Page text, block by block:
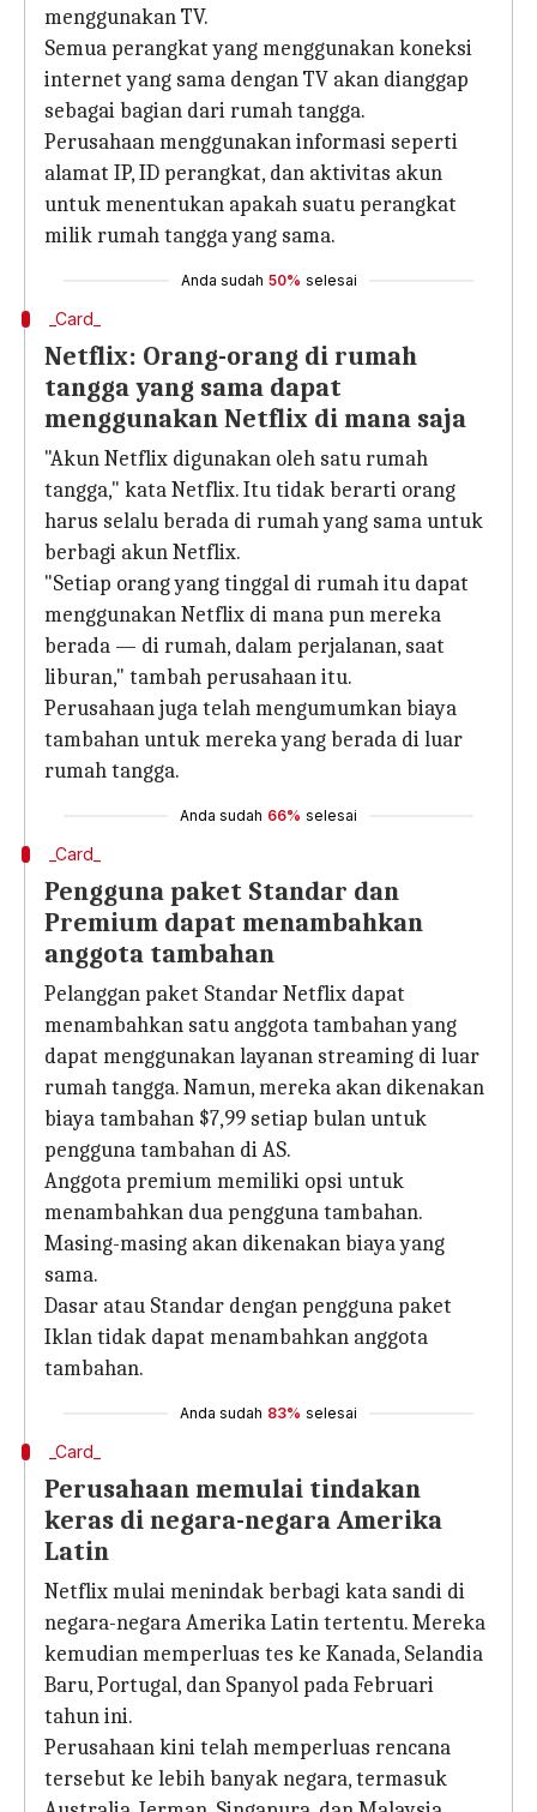
menggunakan TV.
Semua perangkat yang menggunakan koneksi
internet yang sama dengan TV akan dianggap
sebagai bagian dari rumah tangga.
Perusahaan menggunakan informasi seperti
alamat IP, ID perangkat, dan aktivitas akun
untuk menentukan apakah suatu perangkat
milik rumah tangga yang sama.
Anda sudah 50% selesai
_Card_
Netflix: Orang-orang di rumah
tangga yang sama dapat
menggunakan Netflix di mana saja
"Akun Netflix digunakan oleh satu rumah
tangga," kata Netflix. Itu tidak berarti orang
harus selalu berada di rumah yang sama untuk
berbagi akun Netflix.
"Setiap orang yang tinggal di rumah itu dapat
menggunakan Netflix di mana pun mereka
berada — di rumah, dalam perjalanan, saat
liburan," tambah perusahaan itu.
Perusahaan juga telah mengumumkan biaya
tambahan untuk mereka yang berada di luar
rumah tangga.
Anda sudah 66% selesai
_Card_
Pengguna paket Standar dan
Premium dapat menambahkan
anggota tambahan
Pelanggan paket Standar Netflix dapat
menambahkan satu anggota tambahan yang
dapat menggunakan layanan streaming di luar
rumah tangga. Namun, mereka akan dikenakan
biaya tambahan $7,99 setiap bulan untuk
pengguna tambahan di AS.
Anggota premium memiliki opsi untuk
menambahkan dua pengguna tambahan.
Masing-masing akan dikenakan biaya yang
sama.
Dasar atau Standar dengan pengguna paket
Iklan tidak dapat menambahkan anggota
tambahan.
Anda sudah 83% selesai
_Card_
Perusahaan memulai tindakan
keras di negara-negara Amerika
Latin
Netflix mulai menindak berbagi kata sandi di
negara-negara Amerika Latin tertentu. Mereka
kemudian memperluas tes ke Kanada, Selandia
Baru, Portugal, dan Spanyol pada Februari
tahun ini.
Perusahaan kini telah memperluas rencana
tersebut ke lebih banyak negara, termasuk